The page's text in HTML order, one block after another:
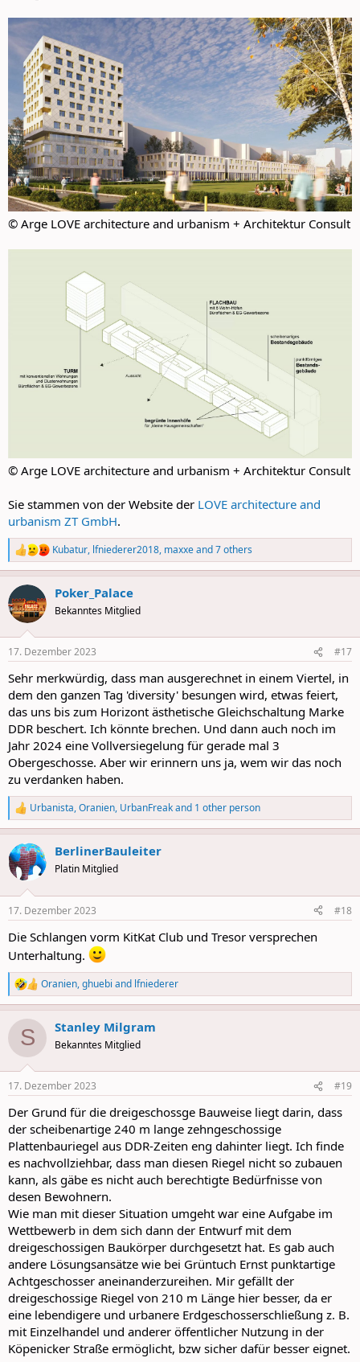
© Arge LOVE architecture and urbanism + Architektur Consult
© Arge LOVE architecture and urbanism + Architektur Consult
Sie stammen von der Website der LOVE architecture and
urbanism ZT GmbH.
R
e
a
c
t
i
s
Kubatur, lfniederer2018, maxxeand 7 others
Poker_Palace
Bekanntes Mitglied
17. Dezember 2023 #17
Sehr merkwürdig, dass man ausgerechnet in einem Viertel, in
dem den ganzen Tag 'diversity' besungen wird, etwas feiert,
das uns bis zum Horizont ästhetische Gleichschaltung Marke
DDR beschert. Ich könnte brechen. Und dann auch noch im
Jahr 2024 eine Vollversiegelung für gerade mal 3
Obergeschosse. Aber wir erinnern uns ja, wem wir das noch
zu verdanken haben.
R
e
a
c
t
i
s
Urbanista,Oranien, UrbanFreakand 1 other person
BerlinerBauleiter
Platin Mitglied
17. Dezember 2023 #18
Die Schlangen vorm KitKat Club und Tresor versprechen
Unterhaltung.
R
e
a
c
i
s
Oranien,ghuebi and lfniederer
S Stanley Milgram
Bekanntes Mitglied
17. Dezember 2023 #19
Der Grund für die dreigeschossge Bauweise liegt darin, dass
der scheibenartige 240 m lange zehngeschossige
Plattenbauriegel aus DDR-Zeiten eng dahinter liegt. Ich finde
es nachvollziehbar, dass man diesen Riegel nicht so zubauen
kann, als gäbe es nicht auch berechtigte Bedürfnisse von
desen Bewohnern.
Wie man mit dieser Situation umgeht war eine Aufgabe im
Wettbewerb in dem sich dann der Entwurf mit dem
dreigeschossigen Baukörper durchgesetzt hat. Es gab auch
andere Lösungsansätze wie bei Grüntuch Ernst punktartige
Achtgeschosser aneinanderzureihen. Mir gefällt der
dreigeschossige Riegel von 210 m Länge hier besser, da er
eine lebendigere und urbanere Erdgeschosserschließung z. B.
mit Einzelhandel und anderer öffentlicher Nutzung in der
Köpenicker Straße ermöglicht, bzw sicher dafür besser eignet.